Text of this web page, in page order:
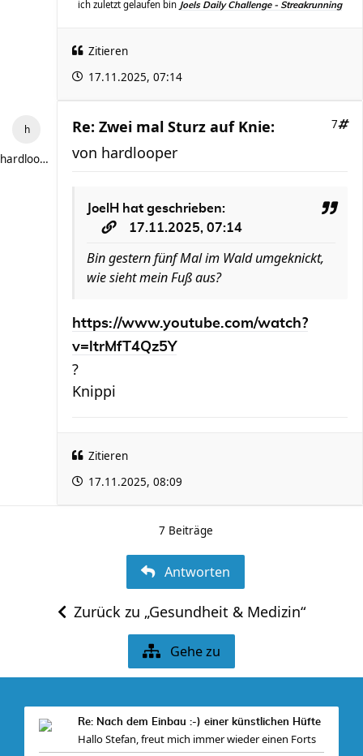
ich zuletzt gelaufen bin Joels Daily Challenge - Streakrunning
Zitieren
17.11.2025, 07:14
hardlooper
Re: Zwei mal Sturz auf Knie: 7
von hardlooper
JoelH hat geschrieben:
17.11.2025, 07:14
Bin gestern fünf Mal im Wald umgeknickt,
wie sieht mein Fuß aus?
https://www.youtube.com/watch?
v=ltrMfT4Qz5Y
?
Knippi
Zitieren
17.11.2025, 08:09
7 Beiträge
Antworten
Zurück zu „Gesundheit & Medizin“
Gehe zu
Re: Nach dem Einbau :-) einer künstlichen Hüfte
Hallo Stefan, freut mich immer wieder einen Forts